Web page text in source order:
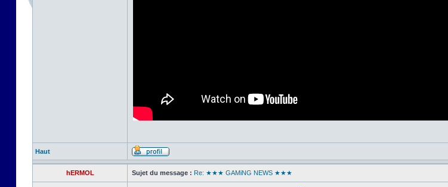
Haut
hERMOL Sujet du message : Re: ★★★ GAMiNG NEWS ★★★